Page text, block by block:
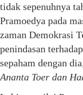
tidak sepenuhnya
Pramoedya pada
zaman Demokrasi
penindasan
sepaham dengan
Ananta Toer dan